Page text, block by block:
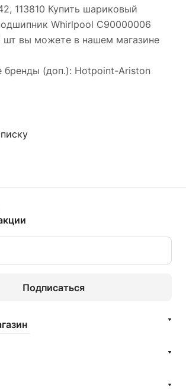
113810 Купить шариковый
Whirlpool C90000006
вы можете в нашем магазине
(доп.): Hotpoint-Ariston
Подписаться